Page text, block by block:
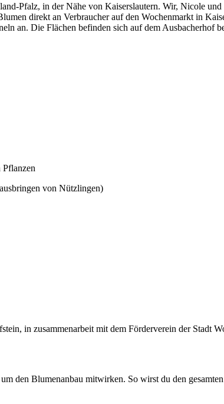
Pfalz, in der Nähe von Kaiserslautern. Wir, Nicole
direkt an Verbraucher auf den Wochenmarkt in
an. Die Flächen befinden sich auf dem
Pflanzen
von Nützlingen)
in zusammenarbeit mit dem Förderverein der Stadt
den Blumenanbau mitwirken. So wirst du den